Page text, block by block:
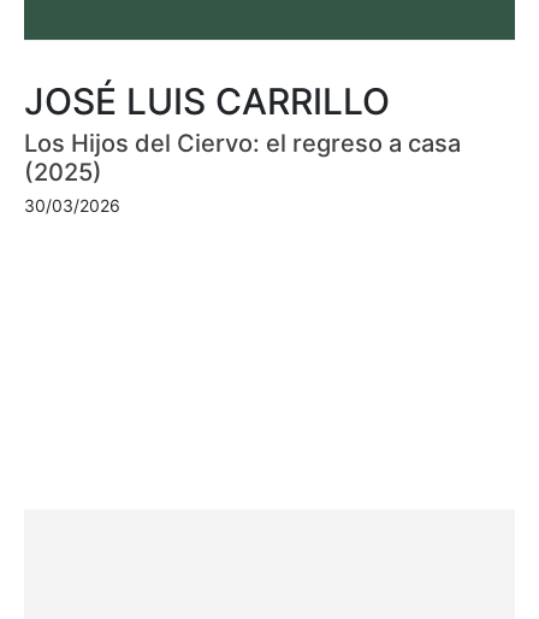
JOSÉ LUIS CARRILLO
Los Hijos del Ciervo: el regreso a casa
(2025)
30/03/2026